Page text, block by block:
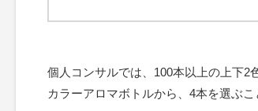
個人コンサルでは、100本以上の上下2
カラーアロマボトルから、4本を選ぶこ